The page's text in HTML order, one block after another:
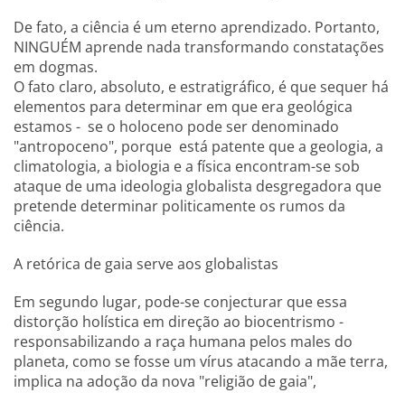
De fato, a ciência é um eterno aprendizado. Portanto,
NINGUÉM aprende nada transformando constatações
em dogmas.
O fato claro, absoluto, e estratigráfico, é que sequer há
elementos para determinar em que era geológica
estamos - se o holoceno pode ser denominado
"antropoceno", porque está patente que a geologia, a
climatologia, a biologia e a física encontram-se sob
ataque de uma ideologia globalista desgregadora que
pretende determinar politicamente os rumos da
ciência.
A retórica de gaia serve aos globalistas
Em segundo lugar, pode-se conjecturar que essa
distorção holística em direção ao biocentrismo -
responsabilizando a raça humana pelos males do
planeta, como se fosse um vírus atacando a mãe terra,
implica na adoção da nova "religião de gaia",